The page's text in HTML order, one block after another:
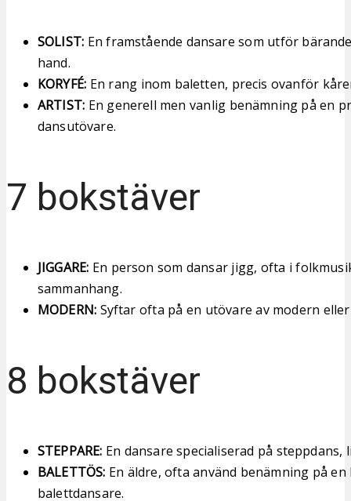
SOLIST: En framstående dansare som utför
hand.
KORYFÉ: En rang inom baletten, precis ovanför
ARTIST: En generell men vanlig benämning på en
dansutövare.
7 bokstäver
JIGGARE: En person som dansar jigg, ofta i
sammanhang.
MODERN: Syftar ofta på en utövare av modern
8 bokstäver
STEPPARE: En dansare specialiserad på steppdans,
BALETTÖS: En äldre, ofta använd benämning på
balettdansare.